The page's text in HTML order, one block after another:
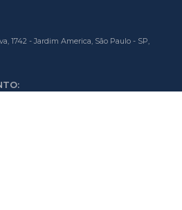
1742 - Jardim America, São Paulo - SP,